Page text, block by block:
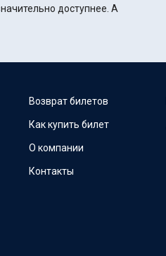
доступнее. А
Возврат билетов
Как купить билет
О компании
Контакты